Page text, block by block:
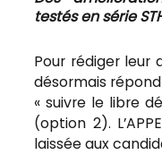
testés en série
Pour rédiger leur
désormais
« suivre le libre
(option 2).
laissée aux